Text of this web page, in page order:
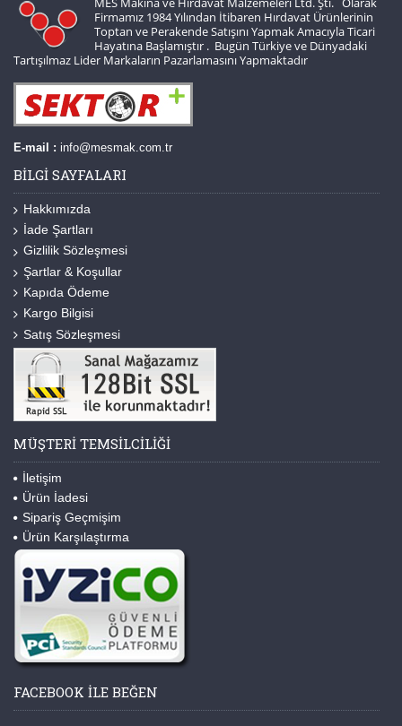
Firmamız 1984 Yılından İtibaren Hırdavat Ürünlerinin
Toptan ve Perakende Satışını Yapmak Amacıyla Ticari
Hayatına Başlamıştır . Bugün Türkiye ve Dünyadaki
Tartışılmaz Lider Markaların Pazarlamasını Yapmaktadır
E-mail : info@mesmak.com.tr
BILGI SAYFALARI
Hakkımızda
İade Şartları
Gizlilik Sözleşmesi
Şartlar & Koşullar
Kapıda Ödeme
Kargo Bilgisi
Satış Sözleşmesi
MÜŞTERI TEMSILCILIĞI
İletişim
Ürün İadesi
Sipariş Geçmişim
Ürün Karşılaştırma
FACEBOOK ILE BEĞEN